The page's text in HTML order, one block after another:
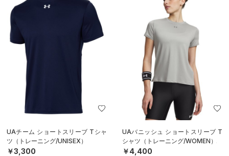
UAチーム ショートスリーブ Tシャ
ツ（トレーニング/UNISEX）
￥3,300
UAバニッシュ ショートスリーブ T
シャツ（トレーニング/WOMEN）
￥4,400